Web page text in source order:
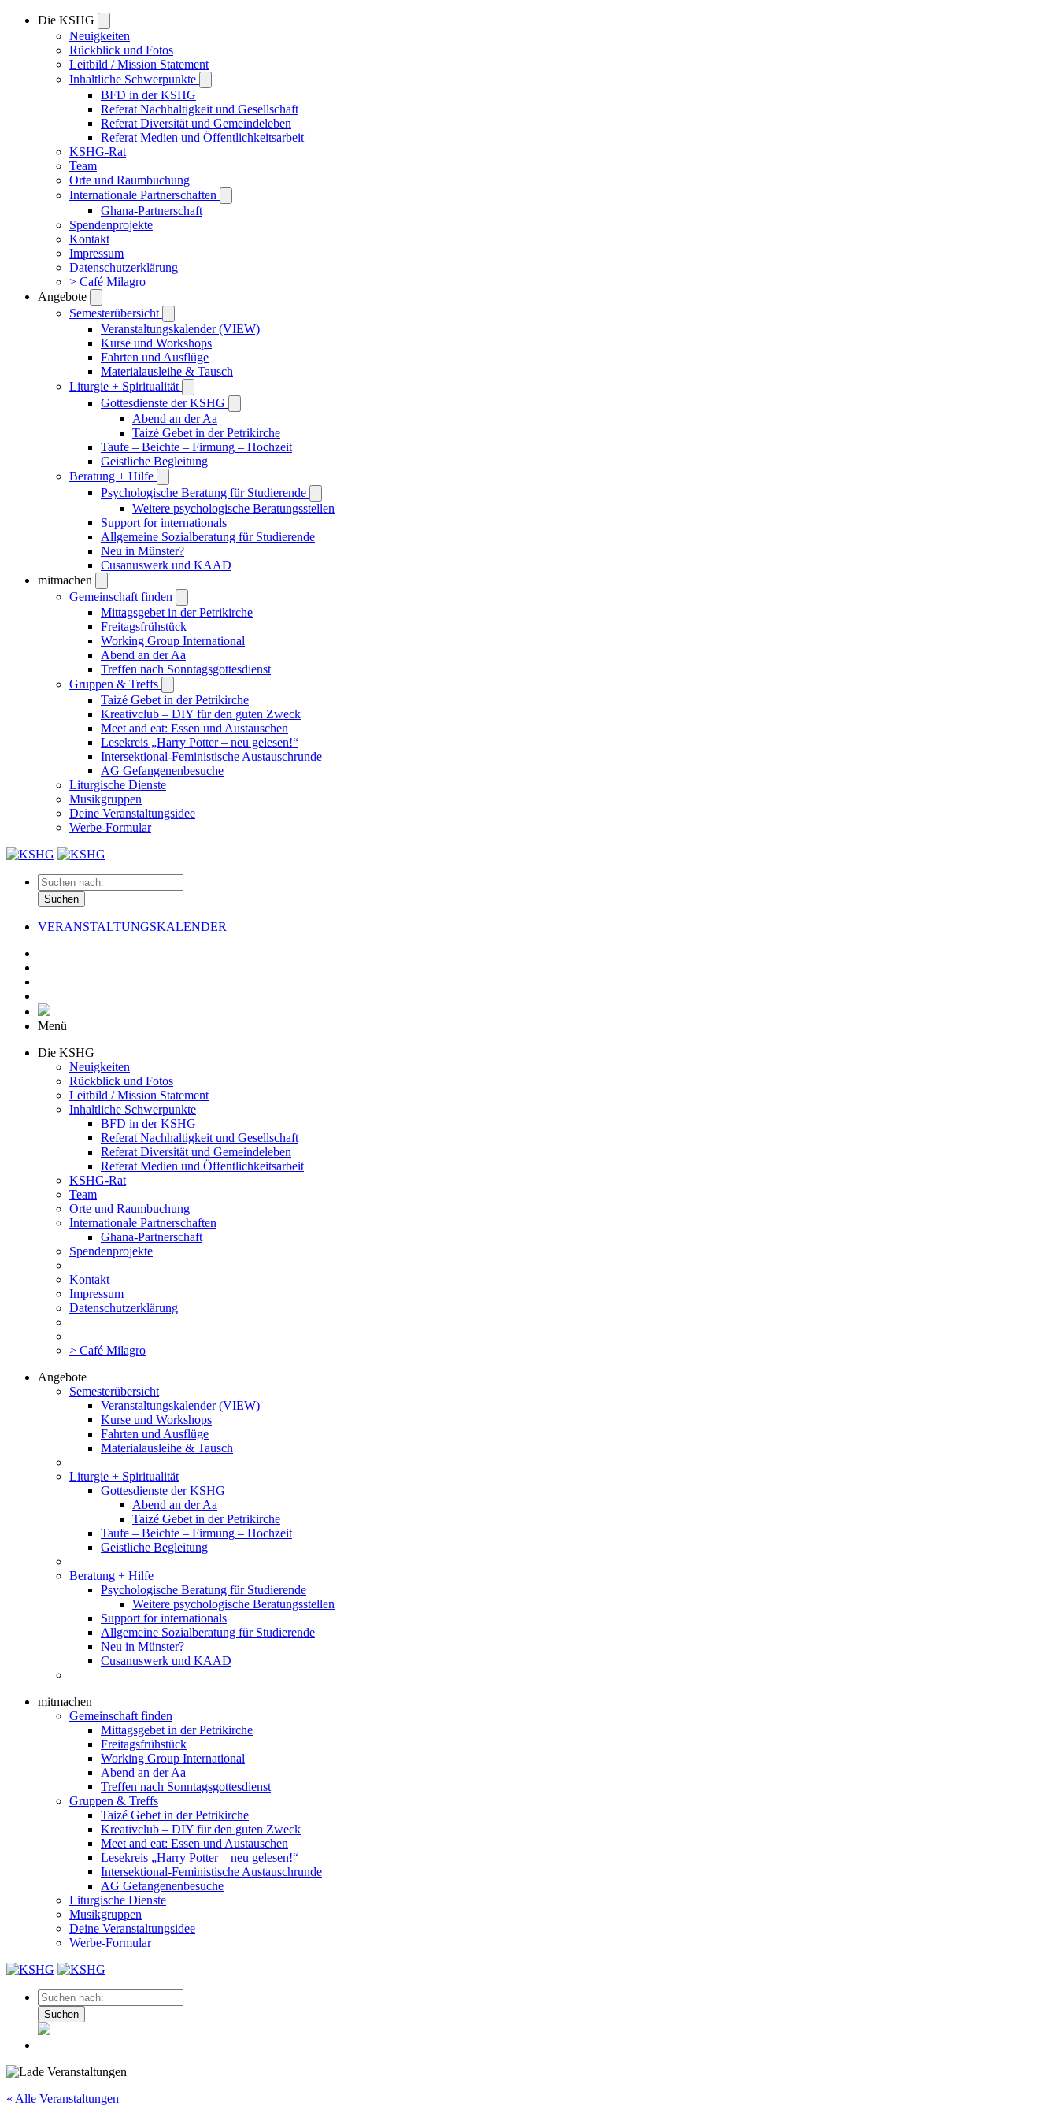
Die KSHG
Neuigkeiten
Rückblick und Fotos
Leitbild / Mission Statement
Inhaltliche Schwerpunkte
BFD in der KSHG
Referat Nachhaltigkeit und Gesellschaft
Referat Diversität und Gemeindeleben
Referat Medien und Öffentlichkeitsarbeit
KSHG-Rat
Team
Orte und Raumbuchung
Internationale Partnerschaften
Ghana-Partnerschaft
Spendenprojekte
Kontakt
Impressum
Datenschutzerklärung
> Café Milagro
Angebote
Semesterübersicht
Veranstaltungskalender (VIEW)
Kurse und Workshops
Fahrten und Ausflüge
Materialausleihe & Tausch
Liturgie + Spiritualität
Gottesdienste der KSHG
Abend an der Aa
Taizé Gebet in der Petrikirche
Taufe – Beichte – Firmung – Hochzeit
Geistliche Begleitung
Beratung + Hilfe
Psychologische Beratung für Studierende
Weitere psychologische Beratungsstellen
Support for internationals
Allgemeine Sozialberatung für Studierende
Neu in Münster?
Cusanuswerk und KAAD
mitmachen
Gemeinschaft finden
Mittagsgebet in der Petrikirche
Freitagsfrühstück
Working Group International
Abend an der Aa
Treffen nach Sonntagsgottesdienst
Gruppen & Treffs
Taizé Gebet in der Petrikirche
Kreativclub – DIY für den guten Zweck
Meet and eat: Essen und Austauschen
Lesekreis „Harry Potter – neu gelesen!“
Intersektional-Feministische Austauschrunde
AG Gefangenenbesuche
Liturgische Dienste
Musikgruppen
Deine Veranstaltungsidee
Werbe-Formular
Suchen
VERANSTALTUNGSKALENDER
Menü
Die KSHG
Neuigkeiten
Rückblick und Fotos
Leitbild / Mission Statement
Inhaltliche Schwerpunkte
BFD in der KSHG
Referat Nachhaltigkeit und Gesellschaft
Referat Diversität und Gemeindeleben
Referat Medien und Öffentlichkeitsarbeit
KSHG-Rat
Team
Orte und Raumbuchung
Internationale Partnerschaften
Ghana-Partnerschaft
Spendenprojekte
Kontakt
Impressum
Datenschutzerklärung
> Café Milagro
Angebote
Semesterübersicht
Veranstaltungskalender (VIEW)
Kurse und Workshops
Fahrten und Ausflüge
Materialausleihe & Tausch
Liturgie + Spiritualität
Gottesdienste der KSHG
Abend an der Aa
Taizé Gebet in der Petrikirche
Taufe – Beichte – Firmung – Hochzeit
Geistliche Begleitung
Beratung + Hilfe
Psychologische Beratung für Studierende
Weitere psychologische Beratungsstellen
Support for internationals
Allgemeine Sozialberatung für Studierende
Neu in Münster?
Cusanuswerk und KAAD
mitmachen
Gemeinschaft finden
Mittagsgebet in der Petrikirche
Freitagsfrühstück
Working Group International
Abend an der Aa
Treffen nach Sonntagsgottesdienst
Gruppen & Treffs
Taizé Gebet in der Petrikirche
Kreativclub – DIY für den guten Zweck
Meet and eat: Essen und Austauschen
Lesekreis „Harry Potter – neu gelesen!“
Intersektional-Feministische Austauschrunde
AG Gefangenenbesuche
Liturgische Dienste
Musikgruppen
Deine Veranstaltungsidee
Werbe-Formular
Suchen
« Alle Veranstaltungen